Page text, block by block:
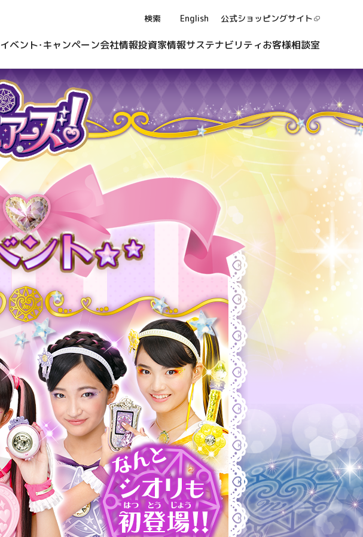
検索 English 公式ショッピングサイト
イベント・キャンペーン会社情報投資家情報サステナビリティお客様相談室